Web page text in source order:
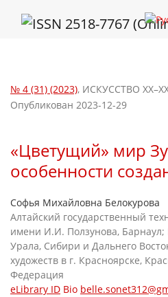
«Цветущий» мир Зураба
№ 4 (31) (2023), ИСКУССТВО
«Цветущий» мир
особенности
Опубликован 2023-12-29
Софья Михайловна Белокурова
Алтайский государственный
имени И.И. Ползунова, Барнаул;
Урала, Сибири и Дальнего
художеств в г. Красноярске,
Федерация
eLibrary ID Bio